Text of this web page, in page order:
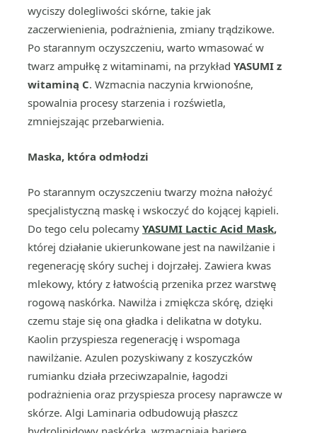
wyciszy dolegliwości skórne, takie jak
zaczerwienienia, podrażnienia, zmiany trądzikowe.
Po starannym oczyszczeniu, warto wmasować w
twarz ampułkę z witaminami, na przykład YASUMI z
witaminą C. Wzmacnia naczynia krwionośne,
spowalnia procesy starzenia i rozświetla,
zmniejszając przebarwienia.
Maska, która odmłodzi
Po starannym oczyszczeniu twarzy można nałożyć
specjalistyczną maskę i wskoczyć do kojącej kąpieli.
Do tego celu polecamy YASUMI Lactic Acid Mask,
której działanie ukierunkowane jest na nawilżanie i
regenerację skóry suchej i dojrzałej. Zawiera kwas
mlekowy, który z łatwością przenika przez warstwę
rogową naskórka. Nawilża i zmiękcza skórę, dzięki
czemu staje się ona gładka i delikatna w dotyku.
Kaolin przyspiesza regenerację i wspomaga
nawilżanie. Azulen pozyskiwany z koszyczków
rumianku działa przeciwzapalnie, łagodzi
podrażnienia oraz przyspiesza procesy naprawcze w
skórze. Algi Laminaria odbudowują płaszcz